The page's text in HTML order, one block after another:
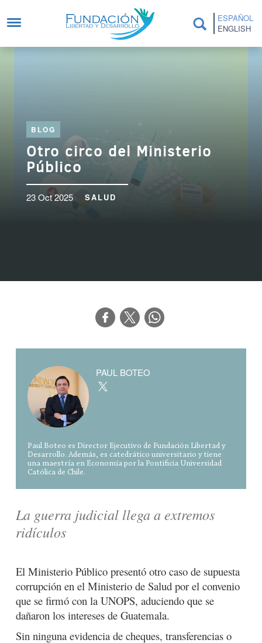
ESPAÑOL
ENGLISH
BLOG
Otro circo del Ministerio
Público
23 Oct 2025 SALUD
La guerra judicial llega a extremos
ridículos
El Ministerio Público presentó otro caso de supuesta
corrupción en el Ministerio de Salud por el convenio
que se firmó con la UNOPS, aduciendo que se
dañaron los intereses de Guatemala.
Sin ninguna evidencia de cheques, transferencias o
PAUL BOTEO
Paul Boteo es Director Ejecutivo de Fundación Libertad y
Desarrollo. Además, es catedrático universitario y tiene
una maestría en Economía por la Pontificia Universidad
Católica de Chile.